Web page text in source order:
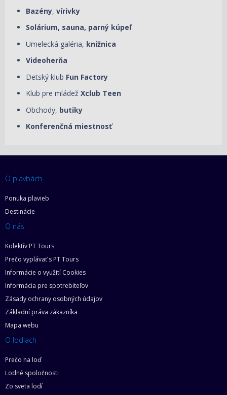
Bazény, vírivky
Solárium, sauna, parný kúpeľ
Umelecká galéria, knižnica
Videoherňa
Detský klub Fun Factory
Klub pre mládež Xclub Teen
Obchody, butiky
Konferenčná miestnosť
O plavbách
Ponuka plavieb
Destinácie
O nás
Kolektív PT Tours
Prečo vyplávať s PT Tours
Informácie o využití Cookies
Informácia pre spotrebiteľov
Zásady ochrany osobných údajov
Základní práva zákazníka
Mapa webu
O lodiach
Prečo na loď
Lodné spoločnosti
Zo sveta lodí